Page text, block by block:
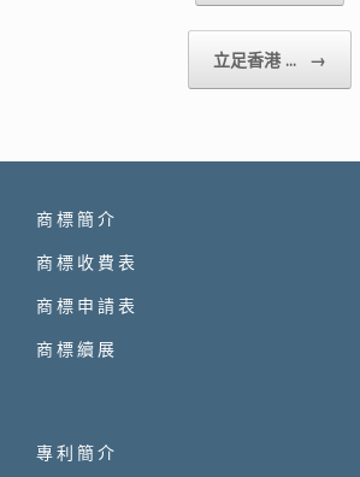
立足香港 ... →
商標簡介
商標收費表
商標申請表
商標續展
專利簡介